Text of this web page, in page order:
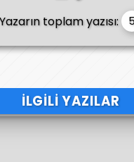
Yazarın toplam yazısı:
İLGILI YAZILAR